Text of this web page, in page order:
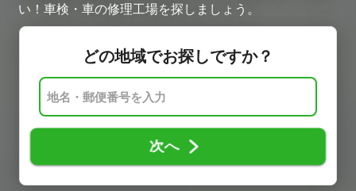
い！車検・車の修理工場を探しましょう。
どの地域でお探しですか？
次へ